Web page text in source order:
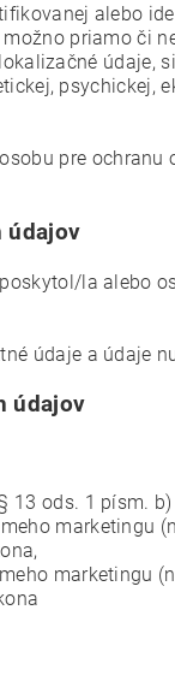
alebo
priamo či
údaje,
psychickej,
pre
údajov
la alebo
údaje a údaje
údajov
13 ods. 1 písm. b)
marketingu
marketingu